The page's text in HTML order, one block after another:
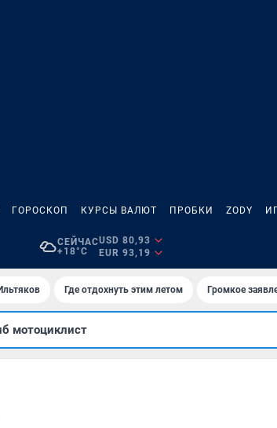
ГОРОСКОП КУРСЫ ВАЛЮТ ПРОБКИ ZODY
СЕЙЧАС
+18°C
USD 80,93
EUR 93,19
Где отдохнуть этим летом Громкое
мотоциклист